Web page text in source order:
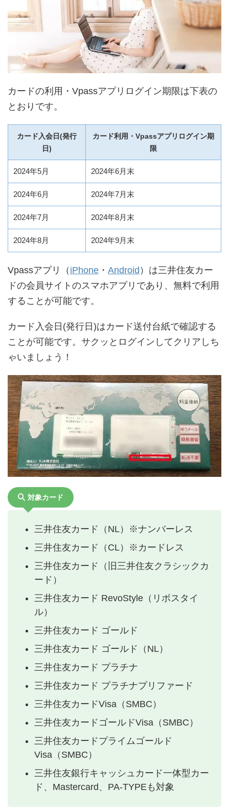
カードの利用・Vpassアプリログイン期限は下表の
とおりです。
カード入会日(発行
日)
カード利用・Vpassアプリログイン期
限
2024年5月 2024年6月末
2024年6月 2024年7月末
2024年7月 2024年8月末
2024年8月 2024年9月末
Vpassアプリ（ iPhone ・ Android ）は三井住友カー
ドの会員サイトのスマホアプリであり、無料で利用
することが可能です。
カード入会日(発行日)はカード送付台紙で確認する
ことが可能です。サクッとログインしてクリアしち
ゃいましょう！
対象カード
三井住友カード（NL）※ナンバーレス
三井住友カード（CL）※カードレス
三井住友カード（旧三井住友クラシックカ
ード）
三井住友カード RevoStyle（リボスタイ
ル）
三井住友カード ゴールド
三井住友カード ゴールド（NL）
三井住友カード プラチナ
三井住友カード プラチナプリファード
三井住友カードVisa（SMBC）
三井住友カードゴールドVisa（SMBC）
三井住友カードプライムゴールド
Visa（SMBC）
三井住友銀行キャッシュカード一体型カー
ド、Mastercard、PA-TYPEも対象